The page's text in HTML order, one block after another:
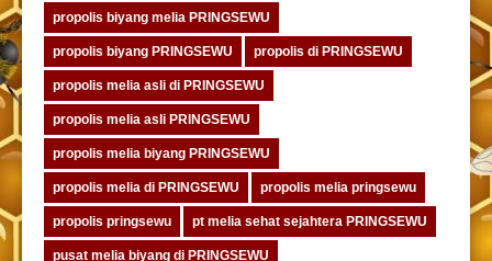
propolis biyang melia PRINGSEWU
propolis biyang PRINGSEWU propolis di PRINGSEWU
propolis melia asli di PRINGSEWU
propolis melia asli PRINGSEWU
propolis melia biyang PRINGSEWU
propolis melia di PRINGSEWU propolis melia pringsewu
propolis pringsewu pt melia sehat sejahtera PRINGSEWU
pusat melia biyang di PRINGSEWU